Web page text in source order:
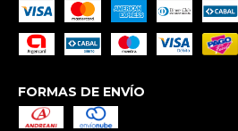
FORMAS DE ENVÍO